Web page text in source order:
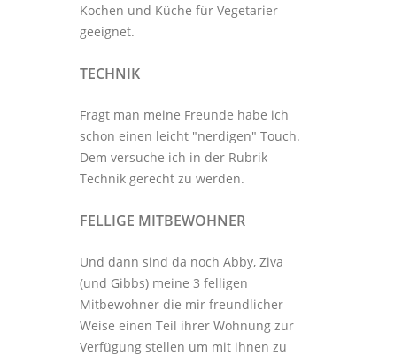
Kochen und Küche für Vegetarier
geeignet.
TECHNIK
Fragt man meine Freunde habe ich
schon einen leicht "nerdigen" Touch.
Dem versuche ich in der Rubrik
Technikgerecht zu werden.
FELLIGE MITBEWOHNER
Und dann sind da noch Abby, Ziva
(und Gibbs) meine 3 felligen
Mitbewohnerdie mir freundlicher
Weise einen Teil ihrer Wohnung zur
Verfügung stellen um mit ihnen zu